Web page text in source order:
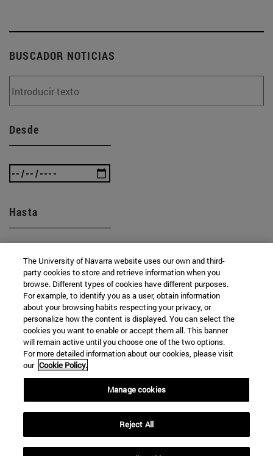
BUSCADOR NOTICIAS
Desde
Hasta
BUSCAR
The University of Navarra website uses our own and third-
party cookies to store and retrieve information when you
browse. Different types of cookies have different purposes.
For example, to identify you as a user, obtain information
about your browsing habits respecting your privacy, or
personalize how the content is displayed. You can select the
cookies you want to enable or accept them all. This banner
will remain active until you choose one of the two options.
For more detailed information about our cookies, please visit
our Cookie Policy.
Manage cookies
Reject All